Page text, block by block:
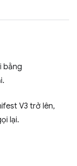
bằng
V3 trở lên,
lại.